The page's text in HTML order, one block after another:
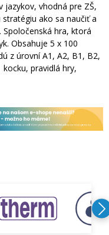
jazykov, vhodná pre ZŠ,
ako sa naučiť a
hra, ktorá
Obsahuje 5 x 100
z úrovní A1, A2, B1, B2,
pravidlá hry,